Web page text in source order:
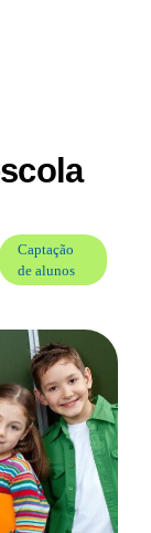
Captação
de alunos